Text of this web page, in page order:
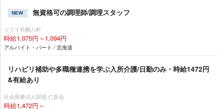
NEW 無資格可の調理師/調理スタッフ
ツクイ札幌八軒
時給1,075円～1,094円
アルバイト・パート / 北海道
リハビリ補助や多職種連携を学ぶ入所介護/日勤のみ・時給1472円
&有給あり
社会医療法人財団 仁医会
時給1,472円～